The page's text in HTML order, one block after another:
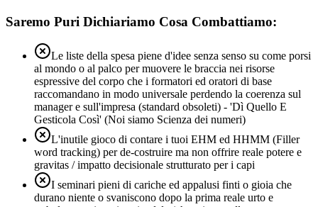
Saremo Puri Dichiariamo Cosa Combattiamo:
Le liste della spesa piene d'idee senza senso su come porsi
al mondo o al palco per muovere le braccia nei risorse
espressive del corpo che i formatori ed oratori di base
raccomandano in modo universale perdendo la coerenza sul
manager e sull'impresa (standard obsoleti) - 'Dì Quello E
Gesticola Così' (Noi siamo Scienza dei numeri)
L'inutile gioco di contare i tuoi EHM ed HHMM (Filler
word tracking) per de-costruire ma non offrire reale potere e
gravitas / impatto decisionale strutturato per i capi
I seminari pieni di cariche ed appalusi finti o gioia che
durano niente o svaniscono dopo la prima reale urto e